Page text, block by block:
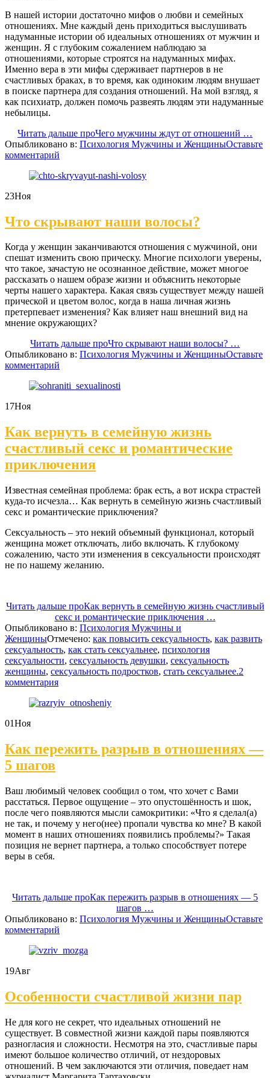
В нашей истории достаточно мифов о любви и семейных
отношениях. Мне каждый день приходиться выслушивать
надуманные истории об идеальных отношениях от мужчин и
женщин. Я с глубоким сожалением наблюдаю за
отношениями, которые строятся на надуманных мифах.
Именно вера в эти мифы сдерживает партнеров в не
счастливых браках, в то время, как одиноким людям внушает
в поиске партнера для создания отношений. На мой взгляд, я
как психиатр, должен помочь развеять людям эти надуманные
небылицы.
Читать дальше проЧего мужчины ждут от отношений …
Опыбликовано в: Психология Мужчины и ЖенщиныОставьте
комментарий
23Ноя
Что скрывают наши волосы?
Когда у женщин заканчиваются отношения с мужчиной, они
спешат изменить свою прическу. Многие психологи уверены,
что такое, зачастую не осознанное действие, может многое
рассказать о нашем образе жизни и объяснить некоторые
черты нашего характера. Какая связь существует между нашей
прической и цветом волос, когда в наша личная жизнь
претерпевает изменения? Как влияет наш внешний вид на
мнение окружающих?
Читать дальше проЧто скрывают наши волосы? …
Опыбликовано в: Психология Мужчины и ЖенщиныОставьте
комментарий
17Ноя
Как вернуть в семейную жизнь
счастливый секс и романтические
приключения
Известная семейная проблема: брак есть, а вот искра страстей
куда-то исчезла… Как вернуть в семейную жизнь счастливый
секс и романтические приключения?
Сексуальность – это некий объемный функционал, который
женщина может отключать, либо включать. К глубокому
сожалению, часто эти изменения в сексуальности происходят
не по нашему желанию.
Читать дальше проКак вернуть в семейную жизнь счастливый
секс и романтические приключения…
Опыбликовано в: Психология Мужчины и
ЖенщиныОтмечено: как повысить сексуальность, как развить
сексуальность, как стать сексуальнее, психология
сексуальности, сексуальность девушки, сексуальность
женщины, сексуальность подростков, стать сексуальнее.2
комментария
01Ноя
Как пережить разрыв в отношениях —
5 шагов
Ваш любимый человек сообщил о том, что хочет с Вами
расстаться. Первое ощущение – это опустошённость и шок,
после чего появляются мысли самокритики: «Что я сделал(а)
не так, и почему у него(нее) пропали чувства ко мне? В какой
момент в наших отношениях появились проблемы?» Такая
позиция не вернет партнера, а только способствует потере
веры в себя.
Читать дальше проКак пережить разрыв в отношениях — 5
шагов …
Опыбликовано в: Психология Мужчины и ЖенщиныОставьте
комментарий
19Авг
Особенности счастливой жизни пар
Не для кого не секрет, что идеальных отношений не
существует. В совместной жизни каждой пары появляются
разногласия и сложности. Несмотря на это, счастливые пары
имеют большое количество отличий, от нездоровых
отношений. В чем заключаются эти отличия, поведает нам